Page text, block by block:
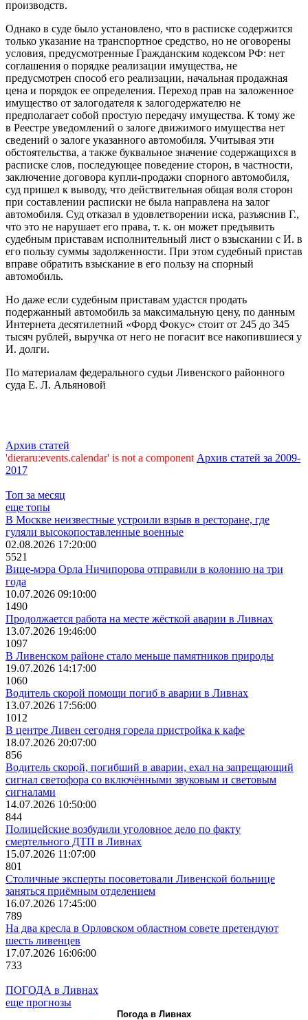
производств.
Однако в суде было установлено, что в расписке содержится
только указание на транспортное средство, но не оговорены
условия, предусмотренные Гражданским кодексом РФ: нет
соглашения о порядке реализации имущества, не
предусмотрен способ его реализации, начальная продажная
цена и порядок ее определения. Переход прав на заложенное
имущество от залогодателя к залогодержателю не
предполагает собой простую передачу имущества. К тому же
в Реестре уведомлений о залоге движимого имущества нет
сведений о залоге указанного автомобиля. Учитывая эти
обстоятельства, а также буквальное значение содержащихся в
расписке слов, последующее поведение сторон, в частности,
заключение договора купли-продажи спорного автомобиля,
суд пришел к выводу, что действительная общая воля сторон
при составлении расписки не была направлена на залог
автомобиля. Суд отказал в удовлетворении иска, разъяснив Г.,
что это не нарушает его права, т. к. он может предъявить
судебным приставам исполнительный лист о взыскании с И. в
его пользу суммы задолженности. При этом судебный пристав
вправе обратить взыскание в его пользу на спорный
автомобиль.
Но даже если судебным приставам удастся продать
подержанный автомобиль за максимальную цену, по данным
Интернета десятилетний «Форд Фокус» стоит от 245 до 345
тысяч рублей, выручка от него не погасит все накопившиеся у
И. долги.
По материалам федерального судьи Ливенского районного
суда Е. Л. Альяновой
Архив статей
'dieraru:events.calendar' is not a component Архив статей за 2009-
2017
Топ за месяц
еще топы
В Москве неизвестные устроили взрыв в ресторане, где
гуляли высокопоставленные военные
02.08.2026 17:20:00
5521
Вице-мэра Орла Ничипорова отправили в колонию на три
года
10.07.2026 09:10:00
1490
Продолжается работа на месте жёсткой аварии в Ливнах
13.07.2026 19:46:00
1097
В Ливенском районе стало меньше памятников природы
19.07.2026 14:17:00
1060
Водитель скорой помощи погиб в аварии в Ливнах
13.07.2026 17:56:00
1012
В центре Ливен сегодня горела пристройка к кафе
18.07.2026 20:07:00
856
Водитель скорой, погибший в аварии, ехал на запрещающий
сигнал светофора со включёнными звуковым и световым
сигналами
14.07.2026 10:50:00
844
Полицейские возбудили уголовное дело по факту
смертельного ДТП в Ливнах
15.07.2026 11:07:00
801
Столичные эксперты посоветовали Ливенской больнице
заняться приёмным отделением
16.07.2026 17:45:00
789
На два кресла в Орловском областном совете претендуют
шесть ливенцев
17.07.2026 16:06:00
733
ПОГОДА в Ливнах
еще прогнозы
Погода в Ливнах